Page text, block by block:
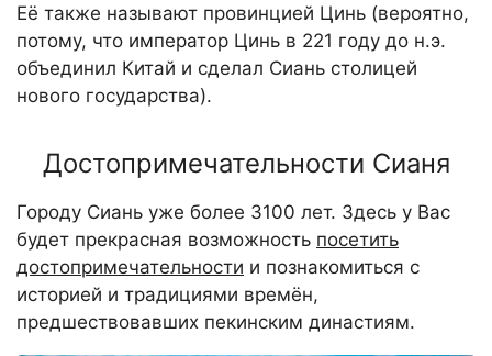
Её также называют провинцией Цинь (вероятно,
потому, что император Цинь в 221 году до н.э.
объединил Китай и сделал Сиань столицей
нового государства).
Достопримечательности Сианя
Городу Сиань уже более 3100 лет. Здесь у Вас
будет прекрасная возможность посетить
достопримечательности и познакомиться с
историей и традициями времён,
предшествовавших пекинским династиям.